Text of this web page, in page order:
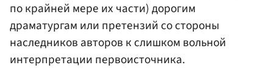
по крайней мере их части) дорогим
драматургам или претензий со стороны
наследников авторов к слишком вольной
интерпретации первоисточника.